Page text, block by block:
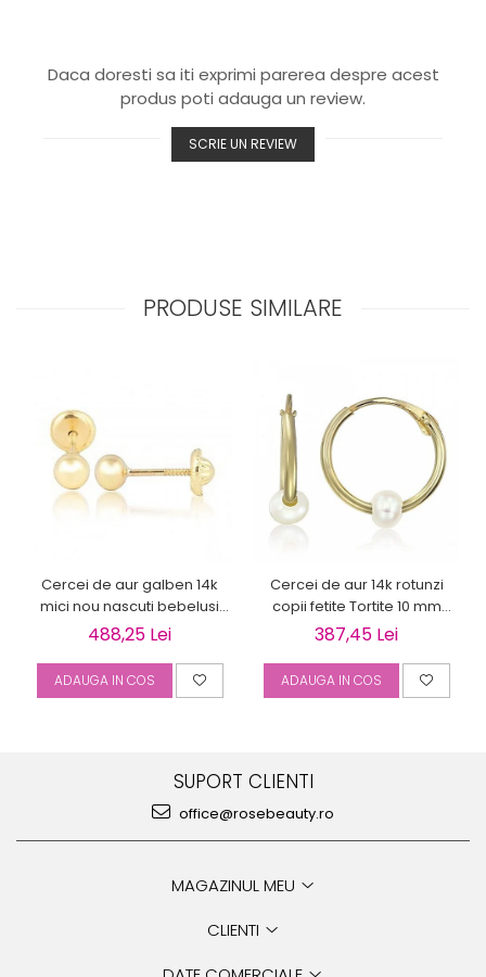
Daca doresti sa iti exprimi parerea despre acest
produs poti adauga un review.
SCRIE UN REVIEW
PRODUSE SIMILARE
Cercei de aur galben 14k
mici nou nascuti bebelusi
Bilute 4mm
488,25 Lei
ADAUGA IN COS
Cercei de aur 14k rotunzi
copii fetite Tortite 10 mm
perluta
387,45 Lei
ADAUGA IN COS
SUPORT CLIENTI
office@rosebeauty.ro
MAGAZINUL MEU
CLIENTI